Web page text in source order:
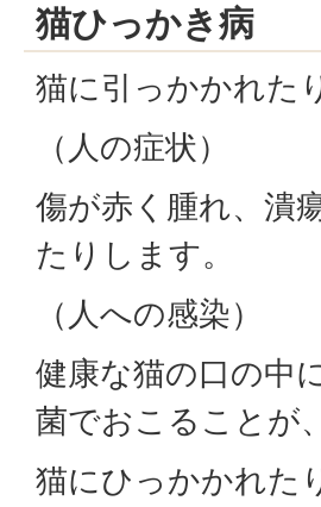
猫ひっかき病
猫に引っかかれた
（人の症状）
傷が赤く腫れ、潰
たりします。
（人への感染）
健康な猫の口の中
菌でおこることが
猫にひっかかれた